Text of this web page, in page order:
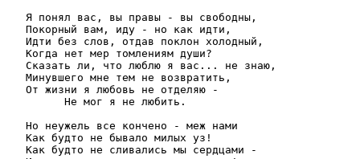
   Я понял вас, вы правы - вы свободны,
   Покорный вам, иду - но как идти,
   Идти без слов, отдав поклон холодный,
   Когда нет мер томлениям души?
   Сказать ли, что люблю я вас... не знаю,
   Минувшего мне тем не возвратить,
   От жизни я любовь не отделяю -
         Не мог я не любить.
   Но неужель все кончено - меж нами
   Как будто не бывало милых уз!
   Как будто не сливались мы сердцами -